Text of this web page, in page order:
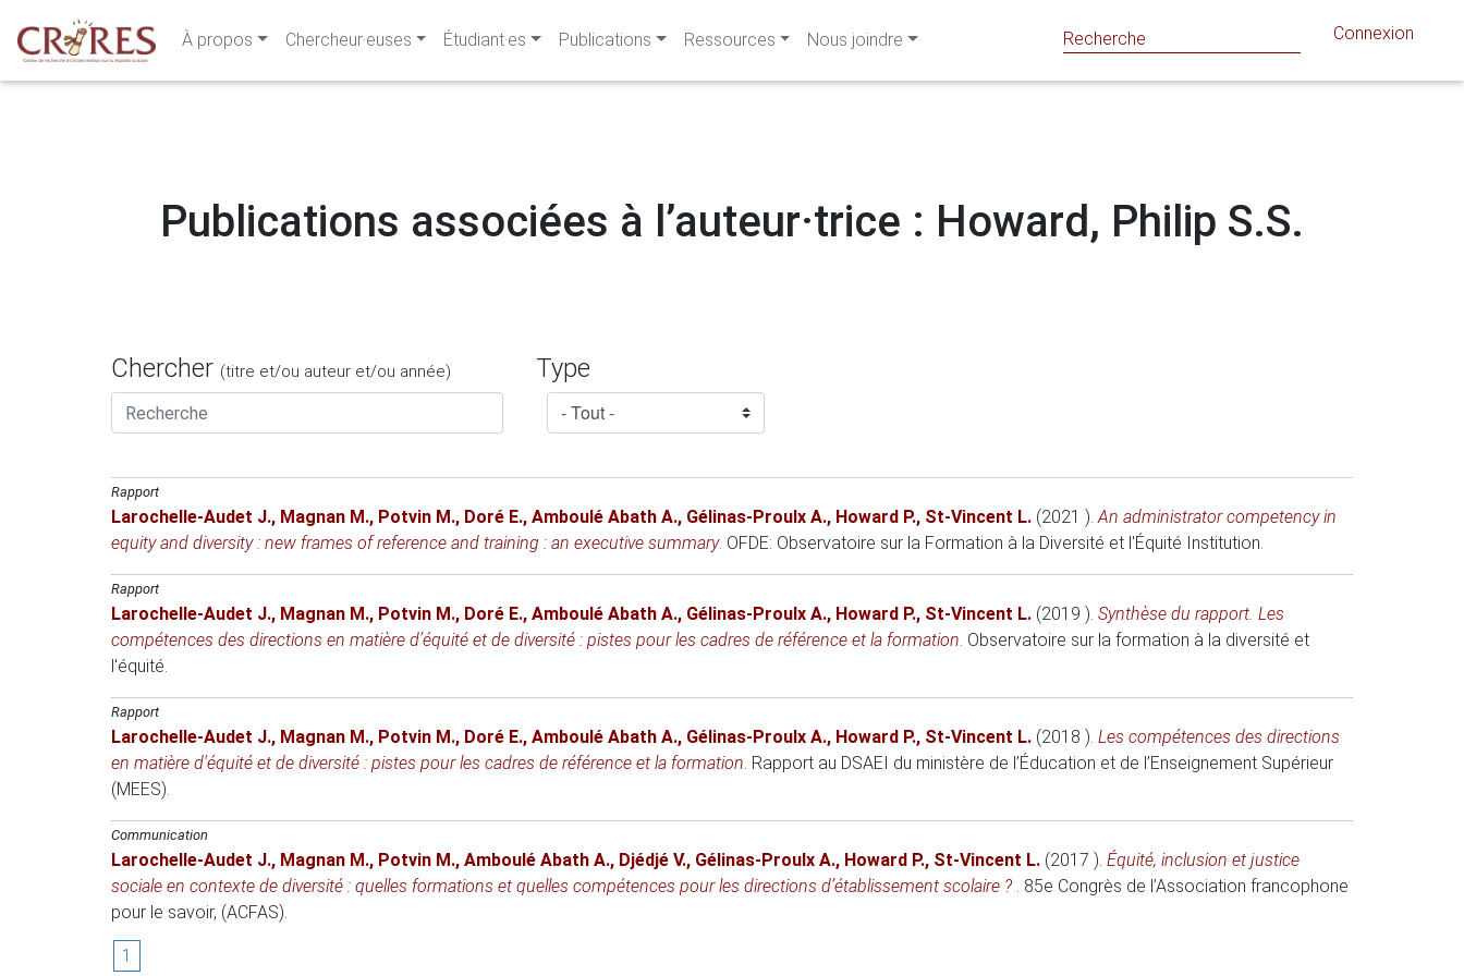
À propos Chercheur·euses Étudiant·es Publications Ressources Nous joindre Connexion
Publications associées à l’auteur·trice : Howard, Philip S.S.
Chercher (titre et/ou auteur et/ou année) Type
Rapport
Larochelle-Audet J., Magnan M., Potvin M., Doré E., Amboulé Abath A., Gélinas-Proulx A., Howard P., St-Vincent L. (2021 ).An administrator competency in
equity and diversity : new frames of reference and training : an executive summary. OFDE: Observatoire sur la Formation à la Diversité et l'Équité Institution.
Rapport
Larochelle-Audet J., Magnan M., Potvin M., Doré E., Amboulé Abath A., Gélinas-Proulx A., Howard P., St-Vincent L. (2019 ). Synthèse du rapport. Les
compétences des directions en matière d’équité et de diversité : pistes pour les cadres de référence et la formation. Observatoire sur la formation à la diversité et
l'équité.
Rapport
Larochelle-Audet J., Magnan M., Potvin M., Doré E., Amboulé Abath A., Gélinas-Proulx A., Howard P., St-Vincent L. (2018 ). Les compétences des directions
en matière d'équité et de diversité : pistes pour les cadres de référence et la formation. Rapport au DSAEI du ministère de l’Éducation et de l’Enseignement Supérieur
(MEES).
Communication
Larochelle-Audet J., Magnan M., Potvin M., Amboulé Abath A., Djédjé V., Gélinas-Proulx A., Howard P., St-Vincent L. (2017 ). Équité, inclusion et justice
sociale en contexte de diversité : quelles formations et quelles compétences pour les directions d’établissement scolaire ? . 85e Congrès de l’Association francophone
pour le savoir, (ACFAS).
1